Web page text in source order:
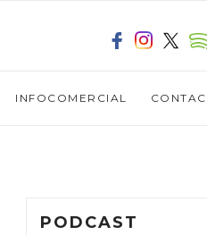
INFOCOMERCIAL
PODCAST